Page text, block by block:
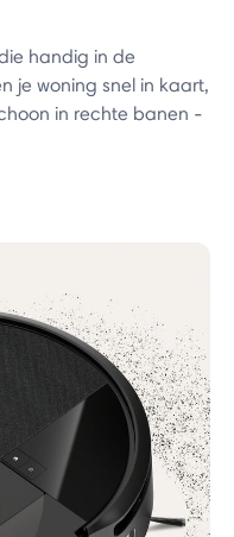
handig in de
je woning snel in kaart,
in rechte banen -